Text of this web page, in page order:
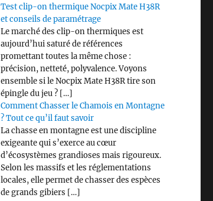
Test clip-on thermique Nocpix Mate H38R
et conseils de paramétrage
Le marché des clip-on thermiques est
aujourd’hui saturé de références
promettant toutes la même chose :
précision, netteté, polyvalence. Voyons
ensemble si le Nocpix Mate H38R tire son
épingle du jeu ? […]
Comment Chasser le Chamois en Montagne
? Tout ce qu’il faut savoir
La chasse en montagne est une discipline
exigeante qui s’exerce au cœur
d’écosystèmes grandioses mais rigoureux.
Selon les massifs et les réglementations
locales, elle permet de chasser des espèces
de grands gibiers […]